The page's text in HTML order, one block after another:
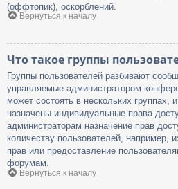
(оффтопик), оскорблений.
Вернуться к началу
Что такое группы
Группы пользователей разбивают
управляемые администратором
может состоять в нескольких группах,
назначены индивидуальные права
администраторам назначение прав
количеству пользователей, например,
прав или предоставление
форумам.
Вернуться к началу